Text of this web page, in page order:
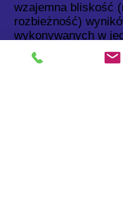
wzajemna bliskość
rozbieżność)
wykonywanych w
warunkach.